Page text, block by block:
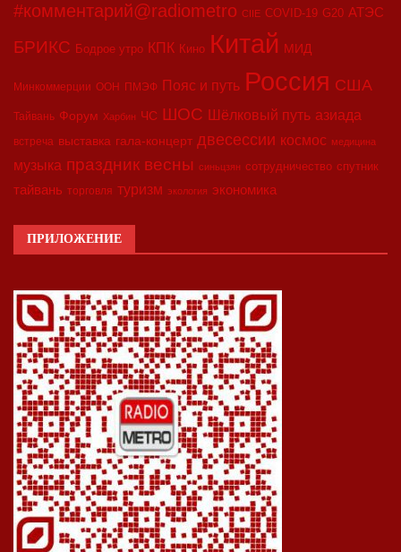
#комментарий@radiometro CIIE COVID-19 G20 АТЭС
БРИКС Бодрое утро КПК Кино Китай МИД
Минкоммерции ООН ПМЭФ Пояс и путь Россия США
Тайвань Форум Харбин ЧС ШОС Шёлковый путь азиада
встреча выставка гала-концерт двесессии космос медицина
музыка праздник весны синьцзян сотрудничество спутник
тайвань торговля туризм экология экономика
ПРИЛОЖЕНИЕ